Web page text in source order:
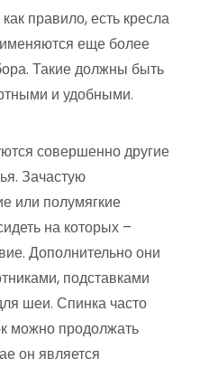
правило, есть кресла
еще более
Такие должны быть
и удобными.
совершенно другие
Зачастую
или полумягкие
на которых –
Дополнительно они
подставками
шеи. Спинка часто
можно продолжать
он является